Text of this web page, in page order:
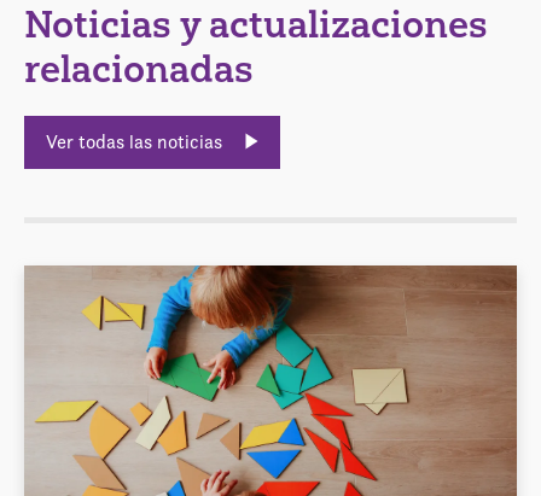
Noticias y actualizaciones
relacionadas
Ver todas las noticias